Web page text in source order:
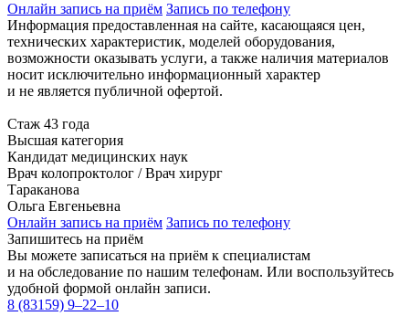
Онлайн запись на приём Запись по телефону
Информация предоставленная на сайте, касающаяся цен,
технических характеристик, моделей оборудования,
возможности оказывать услуги, а также наличия материалов
носит исключительно информационный характер
и не является публичной офертой.
Стаж 43 года
Высшая категория
Кандидат медицинских наук
Врач колопроктолог / Врач хирург
Тараканова
Ольга Евгеньевна
Онлайн запись на приём Запись по телефону
Запишитесь на приём
Вы можете записаться на приём к специалистам
и на обследование по нашим телефонам. Или воспользуйтесь
удобной формой онлайн записи.
8 (83159) 9–22–10